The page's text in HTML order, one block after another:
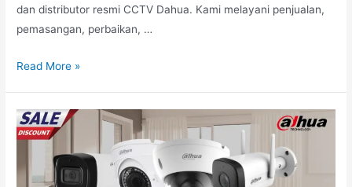
dan distributor resmi CCTV Dahua. Kami melayani penjualan,
pemasangan, perbaikan, …
Read More »